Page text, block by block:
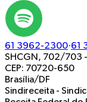
61 3962-2300·61
SHCGN, 702/703 -
CEP: 70720-650
Brasília/DF
Sindireceita -